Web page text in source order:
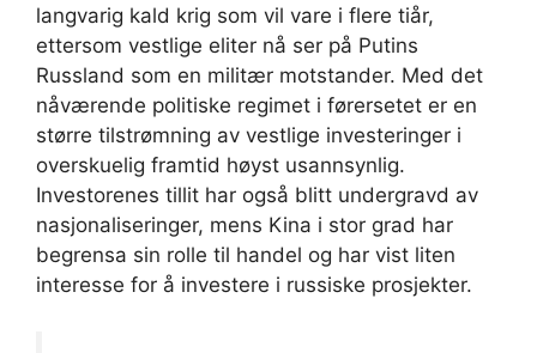
langvarig kald krig som vil vare i flere tiår,
ettersom vestlige eliter nå ser på Putins
Russland som en militær motstander. Med det
nåværende politiske regimet i førersetet er en
større tilstrømning av vestlige investeringer i
overskuelig framtid høyst usannsynlig.
Investorenes tillit har også blitt undergravd av
nasjonaliseringer, mens Kina i stor grad har
begrensa sin rolle til handel og har vist liten
interesse for å investere i russiske prosjekter.